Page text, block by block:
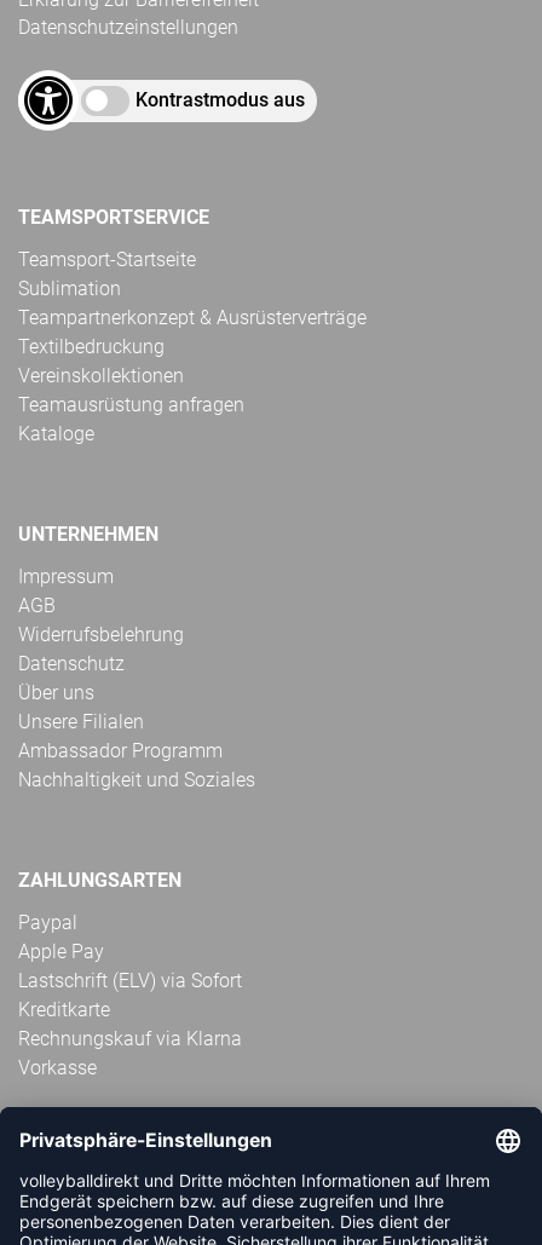
Datenschutzeinstellungen
Kontrastmodus aus
TEAMSPORTSERVICE
Teamsport-Startseite
Sublimation
Teampartnerkonzept & Ausrüsterverträge
Textilbedruckung
Vereinskollektionen
Teamausrüstung anfragen
Kataloge
UNTERNEHMEN
Impressum
AGB
Widerrufsbelehrung
Datenschutz
Über uns
Unsere Filialen
Ambassador Programm
Nachhaltigkeit und Soziales
ZAHLUNGSARTEN
Paypal
Apple Pay
Lastschrift (ELV) via Sofort
Kreditkarte
Rechnungskauf via Klarna
Vorkasse
ABONNIERE JETZT DEN KOSTENLOSEN
VOLLEYBALLDIREKT-NEWSLETTER UND VERPASSE KEINE
NEUIGKEIT ODER AKTION MEHR.